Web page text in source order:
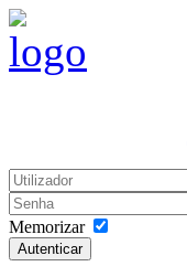
Memorizar
Autenticar